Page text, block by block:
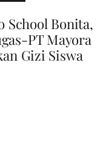
School Bonita,
PT Mayora
Gizi Siswa